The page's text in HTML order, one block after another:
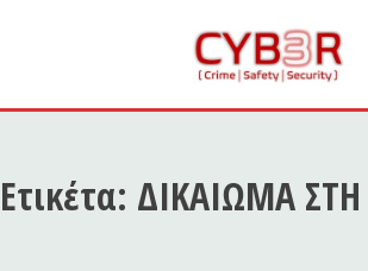
CYB3R
Ετικέτα: ΔΙΚΑΙΩΜΑ